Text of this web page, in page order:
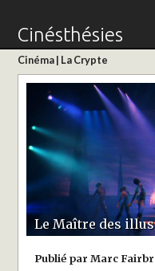
Cinésthésies
Cinéma| La Crypte
Le Maître des
Publié par Marc